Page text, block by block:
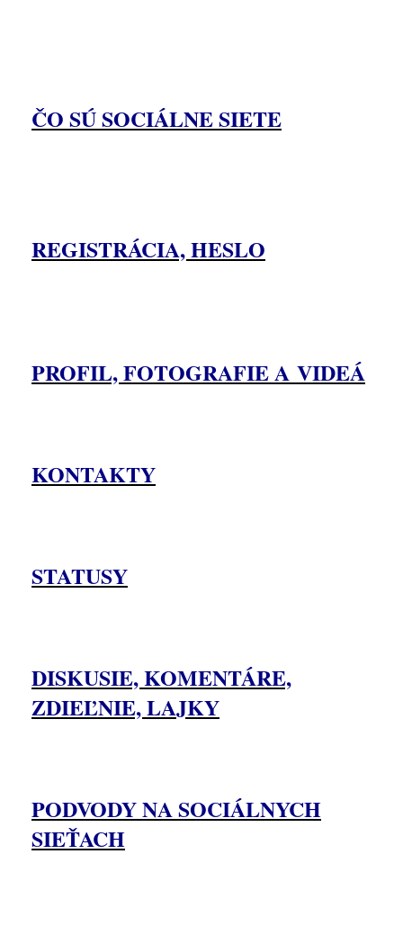
ČO SÚ SOCIÁLNE SIETE
REGISTRÁCIA, HESLO
PROFIL, FOTOGRAFIE A VIDEÁ
KONTAKTY
STATUSY
DISKUSIE, KOMENTÁRE,
ZDIEĽNIE, LAJKY
PODVODY NA SOCIÁLNYCH
SIEŤACH